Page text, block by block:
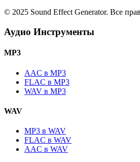
© 2025 Sound Effect Generator. Все
Аудио Инструменты
MP3
AAC в MP3
FLAC в MP3
WAV в MP3
WAV
MP3 в WAV
FLAC в WAV
AAC в WAV